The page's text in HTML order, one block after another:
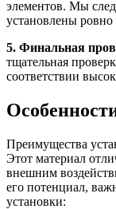
элементов. Мы
установлены ровно
5. Финальная
тщательная
соответствии
Преимущества
Этот материал
внешним
его потенциал,
установки: